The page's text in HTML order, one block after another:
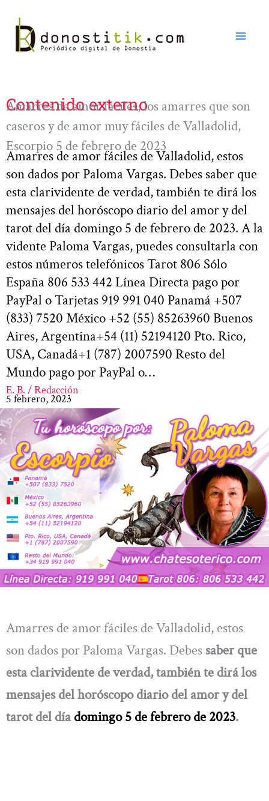
contenido
Contenido externo
Amarres de amor fáciles, los amarres que son
caseros y de amor muy fáciles de Valladolid,
Escorpio 5 de febrero de 2023
Amarres de amor fáciles de Valladolid, estos
son dados por Paloma Vargas. Debes saber que
esta clarividente de verdad, también te dirá los
mensajes del horóscopo diario del amor y del
tarot del día domingo 5 de febrero de 2023. A la
vidente Paloma Vargas, puedes consultarla con
estos números telefónicos Tarot 806 Sólo
España 806 533 442 Línea Directa pago por
PayPal o Tarjetas 919 991 040 Panamá +507
(833) 7520 México +52 (55) 85263960 Buenos
Aires, Argentina+54 (11) 52194120 Pto. Rico,
USA, Canadá+1 (787) 2007590 Resto del
Mundo pago por PayPal o…
E. B. / Redacción
5 febrero, 2023
Amarres de amor fáciles de Valladolid, estos
son dados por Paloma Vargas. Debes saber que
esta clarividente de verdad, también te dirá los
mensajes delhoróscopo diario del amor y del
tarot del díadomingo 5 de febrero de 2023.